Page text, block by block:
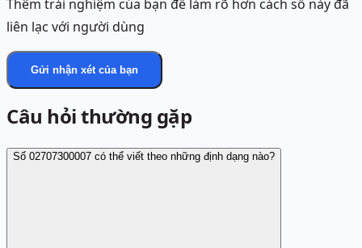
Thêm trải nghiệm của bạn để làm rõ hơn cách số này đã
liên lạc với người dùng
Gửi nhận xét của bạn
Câu hỏi thường gặp
Số 02707300007 có thể viết theo những định dạng nào?